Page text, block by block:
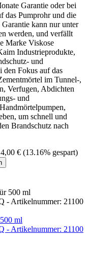
Garantie oder bei
das Pumprohr und die
kann nur unter
werden, und verfällt
Marke Viskose
Industrieprodukte,
und
den Fokus auf das
im Tunnel-,
Verfugen, Abdichten
und
um schnell und
Brandschutz nach
€ (13.16% gespart)
ml
- Artikelnummer: 21100